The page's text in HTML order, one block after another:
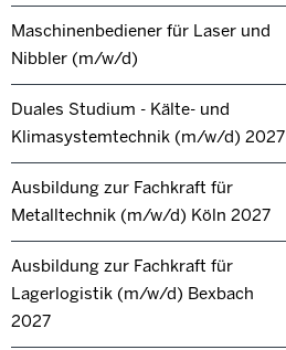
Maschinenbediener für Laser und
Nibbler (m/w/d)
Duales Studium - Kälte- und
Klimasystemtechnik (m/w/d) 2027
Ausbildung zur Fachkraft für
Metalltechnik (m/w/d) Köln 2027
Ausbildung zur Fachkraft für
Lagerlogistik (m/w/d) Bexbach
2027